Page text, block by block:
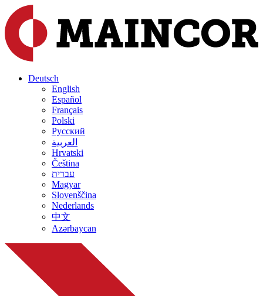
Deutsch
English
Español
Français
Polski
Русский
العربية
Hrvatski
Čeština
עברית
Magyar
Slovenščina
Nederlands
中文
Azərbaycan